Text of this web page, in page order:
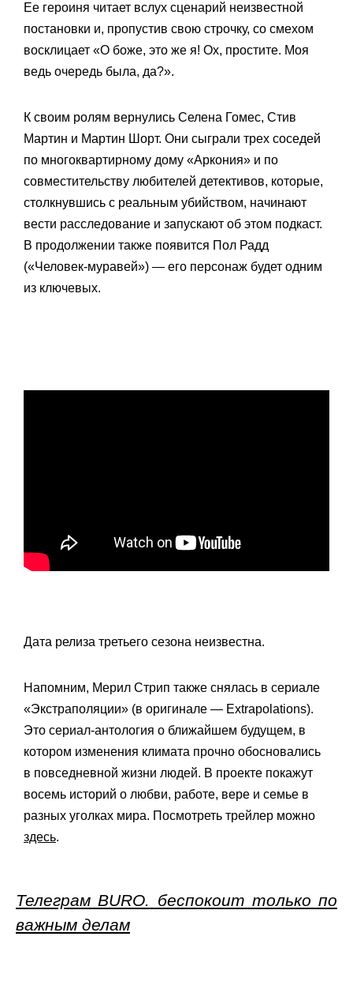
Ее героиня читает вслух сценарий неизвестной
постановки и, пропустив свою строчку, со смехом
восклицает «О боже, это же я! Ох, простите. Моя
ведь очередь была, да?».
К своим ролям вернулись Селена Гомес, Стив
Мартин и Мартин Шорт. Они сыграли трех соседей
по многоквартирному дому «Аркония» и по
совместительству любителей детективов, которые,
столкнувшись с реальным убийством, начинают
вести расследование и запускают об этом подкаст.
В продолжении также появится Пол Радд
(«Человек-муравей») — его персонаж будет одним
из ключевых.
Дата релиза третьего сезона неизвестна.
Напомним, Мерил Стрип также снялась в сериале
«Экстраполяции» (в оригинале — Extrapolations).
Это сериал-антология о ближайшем будущем, в
котором изменения климата прочно обосновались
в повседневной жизни людей. В проекте покажут
восемь историй о любви, работе, вере и семье в
разных уголках мира. Посмотреть трейлер можно
здесь.
Телеграм BURO. беспокоит только по
важным делам